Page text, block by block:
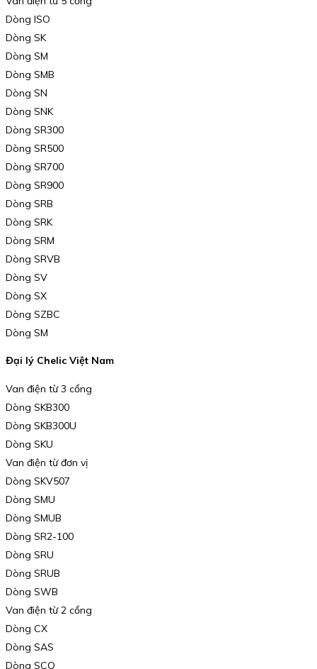
Dòng ISO
Dòng SK
Dòng SM
Dòng SMB
Dòng SN
Dòng SNK
Dòng SR300
Dòng SR500
Dòng SR700
Dòng SR900
Dòng SRB
Dòng SRK
Dòng SRM
Dòng SRVB
Dòng SV
Dòng SX
Dòng SZBC
Dòng SM
Đại lý Chelic Việt Nam
Van điện từ 3 cổng
Dòng SKB300
Dòng SKB300U
Dòng SKU
Van điện từ đơn vị
Dòng SKV507
Dòng SMU
Dòng SMUB
Dòng SR2-100
Dòng SRU
Dòng SRUB
Dòng SWB
Van điện từ 2 cổng
Dòng CX
Dòng SAS
Dòng SCQ